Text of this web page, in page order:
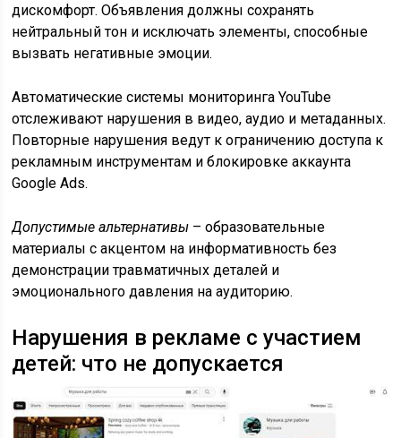
дискомфорт. Объявления должны сохранять
нейтральный тон и исключать элементы, способные
вызвать негативные эмоции.
Автоматические системы мониторинга YouTube
отслеживают нарушения в видео, аудио и метаданных.
Повторные нарушения ведут к ограничению доступа к
рекламным инструментам и блокировке аккаунта
Google Ads.
Допустимые альтернативы – образовательные
материалы с акцентом на информативность без
демонстрации травматичных деталей и
эмоционального давления на аудиторию.
Нарушения в рекламе с участием
детей: что не допускается